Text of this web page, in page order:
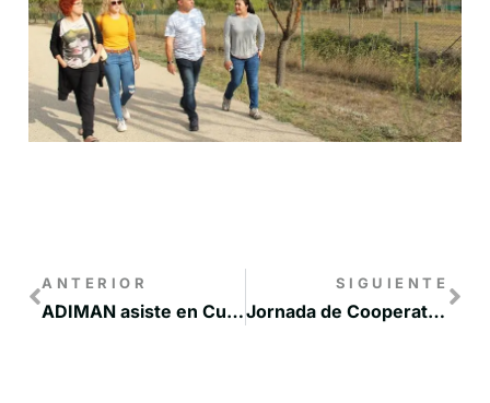
ANTERIOR
ADIMAN asiste en Cuenca a la jornada “Europa Creativa”
SIGUIENTE
Jornada de Cooperativismo